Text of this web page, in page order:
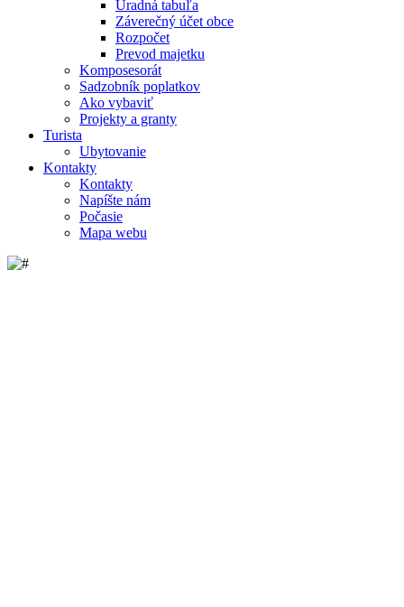
Úradná tabuľa
Záverečný účet obce
Rozpočet
Prevod majetku
Komposesorát
Sadzobník poplatkov
Ako vybaviť
Projekty a granty
Turista
Ubytovanie
Kontakty
Kontakty
Napíšte nám
Počasie
Mapa webu